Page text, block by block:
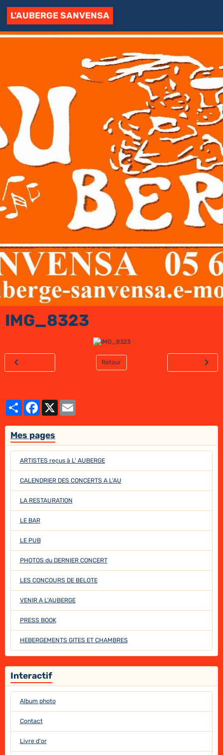
L'AUBERGE SANVENSA
IMG_8323
Retour
PartagerFacebook
X
Mes pages
ARTISTES reçus à L' AUBERGE
CALENDRIER DES CONCERTS A L'AU
LA RESTAURATION
LE BAR
LE PUB
PHOTOS du DERNIER CONCERT
LES CONCOURS DE BELOTE
VENIR A L'AUBERGE
PRESS BOOK
HEBERGEMENTS GITES ET CHAMBRES
Interactif
Album photo
Contact
Livre d'or